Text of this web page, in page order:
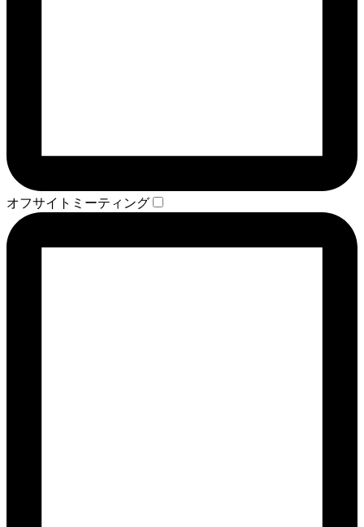
オフサイトミーティング